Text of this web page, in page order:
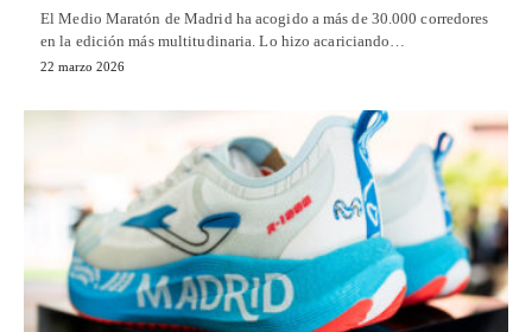
El Medio Maratón de Madrid ha acogido a más de 30.000 corredores
en la edición más multitudinaria. Lo hizo acariciando…
22 marzo 2026